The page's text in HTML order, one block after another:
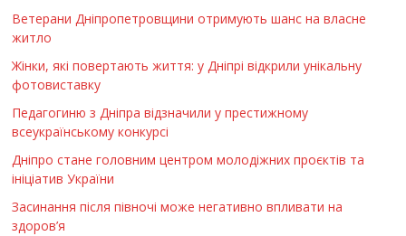
Ветерани Дніпропетровщини отримують шанс на власне
житло
Жінки, які повертають життя: у Дніпрі відкрили унікальну
фотовиставку
Педагогиню з Дніпра відзначили у престижному
всеукраїнському конкурсі
Дніпро стане головним центром молодіжних проєктів та
ініціатив України
Засинання після півночі може негативно впливати на
здоров’я